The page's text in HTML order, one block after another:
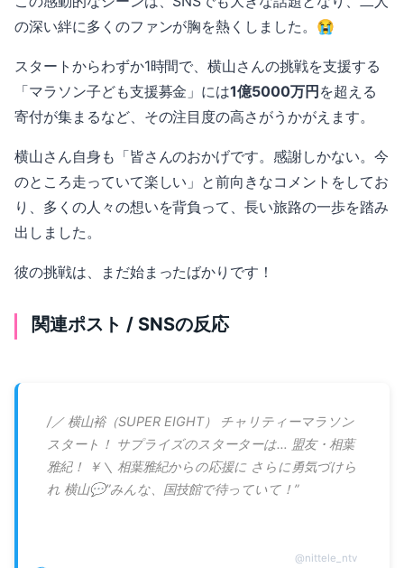
の深い絆に多くのファンが胸を熱くしました。😭
スタートからわずか1時間で、横山さんの挑戦を支援する
「マラソン子ども支援募金」には1億5000万円を超える
寄付が集まるなど、その注目度の高さがうかがえます。
横山さん自身も「皆さんのおかげです。感謝しかない。今
のところ走っていて楽しい」と前向きなコメントをしてお
り、多くの人々の想いを背負って、長い旅路の一歩を踏み
出しました。
彼の挑戦は、まだ始まったばかりです！
関連ポスト / SNSの反応
/／ 横山裕（SUPER EIGHT） チャリティーマラソン
スタート！ サプライズのスターターは… 盟友・相葉
雅紀！ ￥＼ 相葉雅紀からの応援に さらに勇気づけら
れ 横山💬”みんな、国技館で待っていて！”
@nittele_ntv